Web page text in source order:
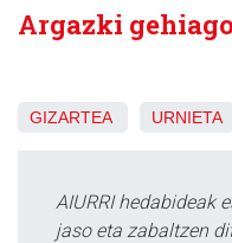
Argazki
GIZARTEA URNIETA
AIURRI hedabideak
jaso eta zabaltzen